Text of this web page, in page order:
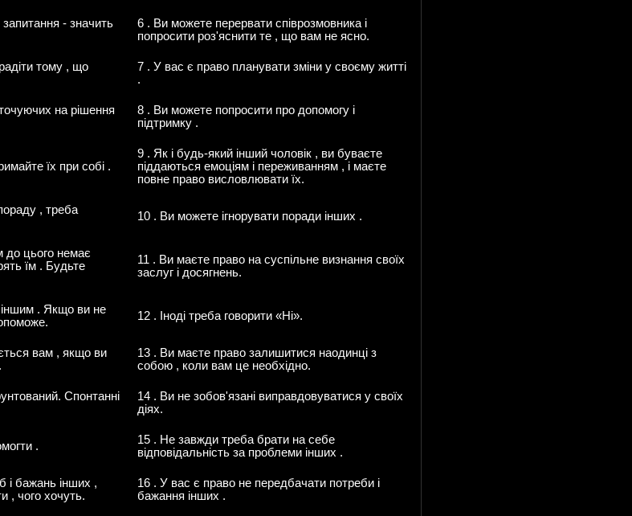
- значить
6 . Ви можете перервати співрозмовника і
попросити роз'яснити те , що вам не ясно.
тому , що
7 . У вас є право планувати зміни у своєму житті
.
на рішення
8 . Ви можете попросити про допомогу і
підтримку .
їх при собі .
9 . Як і будь-який інший чоловік , ви буваєте
піддаються емоціям і переживанням , і маєте
повне право висловлювати їх.
, треба
10 . Ви можете ігнорувати поради інших .
до цього немає
їм . Будьте
11 . Ви маєте право на суспільне визнання своїх
заслуг і досягнень.
. Якщо ви не
12 . Іноді треба говорити «Ні».
вам , якщо ви
13 . Ви маєте право залишитися наодинці з
собою , коли вам це необхідно.
Спонтанні
14 . Ви не зобов'язані виправдовуватися у своїх
діях.
.
15 . Не завжди треба брати на себе
відповідальність за проблеми інших .
і бажань інших ,
, чого хочуть.
16 . У вас є право не передбачати потреби і
бажання інших .